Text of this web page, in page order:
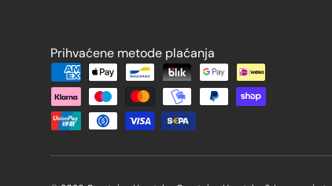
Prihvaćene metode plaćanja
Prihvaćene metode plaćanja